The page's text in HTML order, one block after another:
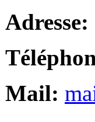
Adresse:
Mail: